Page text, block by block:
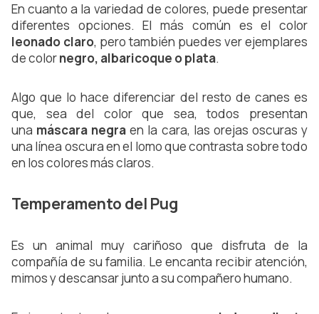
En cuanto a la variedad de colores, puede presentar
diferentes opciones. El más común es el color
leonado claro, pero también puedes ver ejemplares
de color negro, albaricoque o plata.
Algo que lo hace diferenciar del resto de canes es
que, sea del color que sea, todos presentan
una máscara negra en la cara, las orejas oscuras y
una línea oscura en el lomo que contrasta sobre todo
en los colores más claros.
Temperamento del Pug
Es un animal muy cariñoso que disfruta de la
compañía de su familia. Le encanta recibir atención,
mimos y descansar junto a su compañero humano.